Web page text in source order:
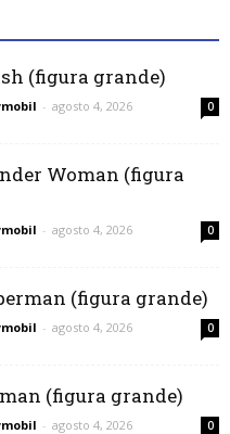
(figura grande)
- agosto 4, 2026 0
Woman (figura
- agosto 4, 2026 0
(figura grande)
- agosto 4, 2026 0
(figura grande)
- agosto 4, 2026 0